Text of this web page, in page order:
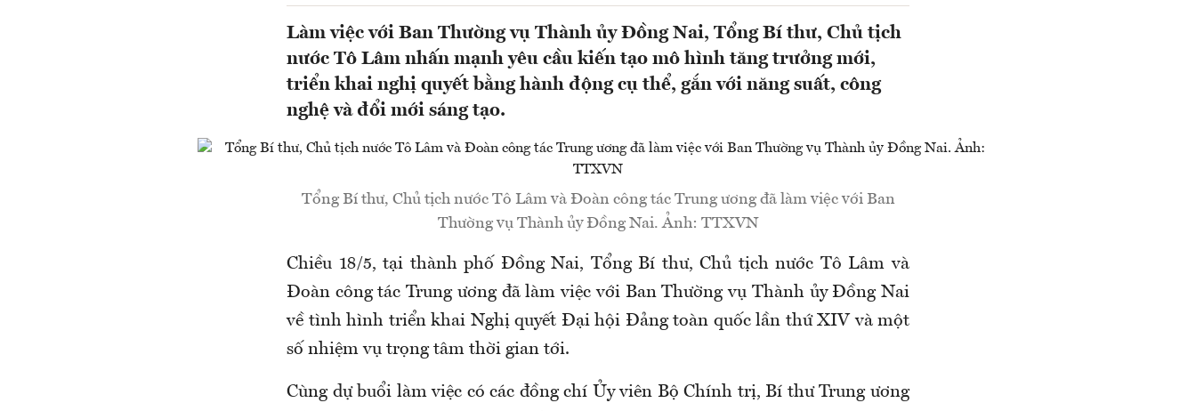
Làm việc với Ban Thường vụ Thành ủy Đồng Nai, Tổng Bí thư, Chủ tịch
nước Tô Lâm nhấn mạnh yêu cầu kiến tạo mô hình tăng trưởng mới,
triển khai nghị quyết bằng hành động cụ thể, gắn với năng suất, công
nghệ và đổi mới sáng tạo.
Tổng Bí thư, Chủ tịch nước Tô Lâm và Đoàn công tác Trung ương đã làm việc với Ban
Thường vụ Thành ủy Đồng Nai. Ảnh: TTXVN
Chiều 18/5, tại thành phố Đồng Nai, Tổng Bí thư, Chủ tịch nước Tô Lâm và
Đoàn công tác Trung ương đã làm việc với Ban Thường vụ Thành ủy Đồng Nai
về tình hình triển khai Nghị quyết Đại hội Đảng toàn quốc lần thứ XIV và một
số nhiệm vụ trọng tâm thời gian tới.
Cùng dự buổi làm việc có các đồng chí Ủy viên Bộ Chính trị, Bí thư Trung ương